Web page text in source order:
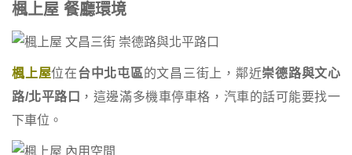
楓上屋 餐廳環境
楓上屋位在台中北屯區的文昌三街上，鄰近崇德路與文心
路/北平路口 ，這邊滿多機車停車格，汽車的話可能要找一
下車位。